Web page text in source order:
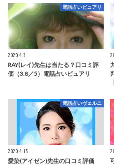
電話占いピュアリ
2020.4.3
RAY(レイ)先生は当たる？口コミ評
価（3.8／5）電話占いピュアリ
電話占いヴェルニ
2020.4.15
愛染(アイゼン)先生の口コミ評価